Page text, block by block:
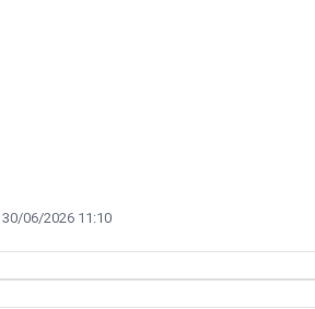
30/06/2026 11:10